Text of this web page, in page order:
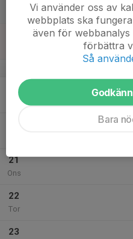
19
Mån
21
Ons
22
Tor
23
Vi använder oss av
webbplats ska
även för webbanalys
förbättra
Så
Bara